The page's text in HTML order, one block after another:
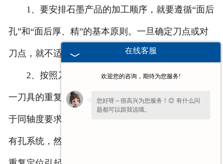
1、要安排石墨产品的加工顺序，就要遵循“面后
孔”和“面后厚、精”的基本原则。一旦确定刀点或对
刀点，就不适合更换。
2、按照刀具集中工艺加工，可以更好地避免同
一刀具的重复使用，降低更换刀具的频率和时间。对
于同轴度要求较高的孔系统，应在一次定位后加工所
有孔系统，然后在其他孔系统的坐标位置加工，消除
在线客服
欢迎您的咨询，期待为您服务!
您好呀～很高兴为您服务！😊 有什么问
题都可以跟我说哦。